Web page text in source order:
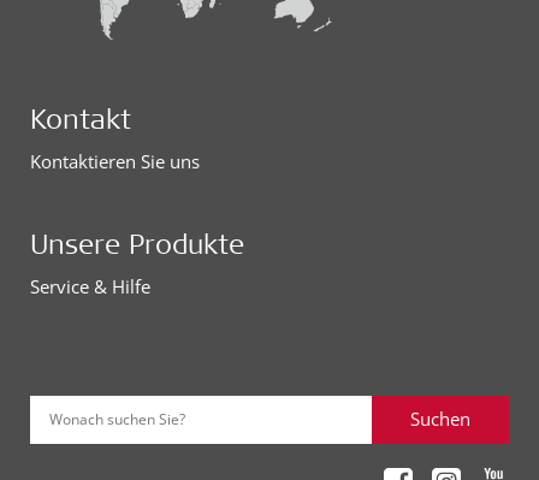
Kontakt
Kontaktieren Sie uns
Unsere Produkte
Service & Hilfe
Wonach suchen Sie? Suchen